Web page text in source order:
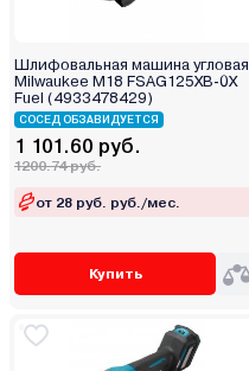
Шлифовальная машина угловая
Milwaukee M18 FSAG125XB-0X
Fuel (4933478429)
СОСЕД ОБЗАВИДУЕТСЯ
1 101.60 руб.
1200.74 руб.
от 28 руб. руб./мес.
Купить